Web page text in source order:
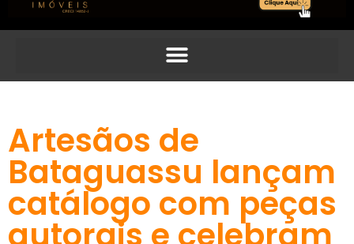
Artesãos de
Bataguassu lançam
catálogo com peças
autorais e celebram